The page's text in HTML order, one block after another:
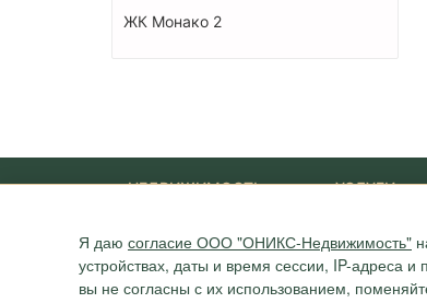
ЖК Монако 2
Я даю согласие ООО "ОНИКС-Недвижимость"
устройствах, даты и время сессии, IP-адреса
вы не согласны с их использованием,
НЕДВИЖИМОСТЬ
Квартиры
Дома
Участки
УСЛУГИ
Юридические